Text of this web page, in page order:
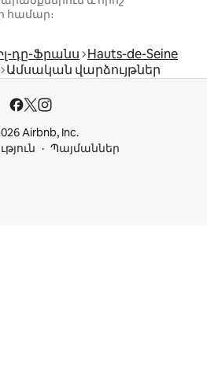
համար։
դը-Ֆրանս Hauts-de-Seine
Ամսական վարձույթներ
Airbnb, Inc.
Պայմաններ